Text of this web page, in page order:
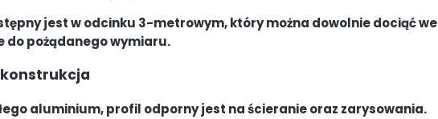
jest w odcinku 3-metrowym, który można dowolnie dociąć we
do pożądanego wymiaru.
aluminium, profil odporny jest na ścieranie oraz zarysowania.